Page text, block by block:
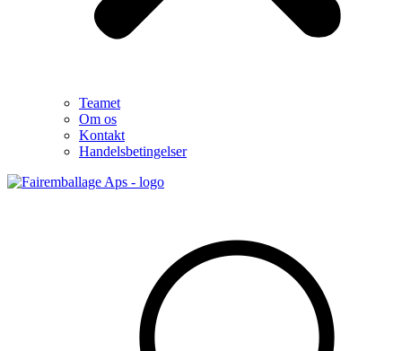
Teamet
Om os
Kontakt
Handelsbetingelser